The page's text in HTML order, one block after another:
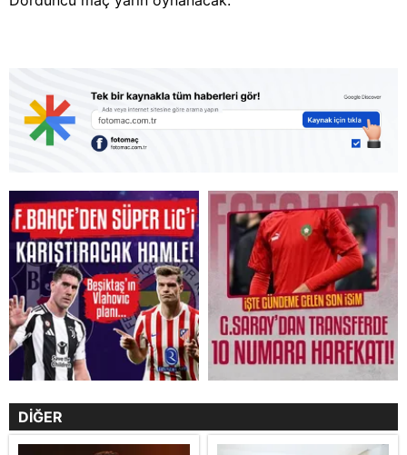
DİĞER